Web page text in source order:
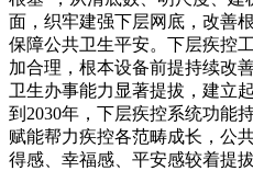
面，织牢建强下层网底，改善
保障公共卫生平安。下层疾控
加合理，根本设备前提持续改
卫生办事能力显著提拔，建立
到2030年，下层疾控系统功能
赋能帮力疾控各范畴成长，公
得感、幸福感、平安感较着提拔